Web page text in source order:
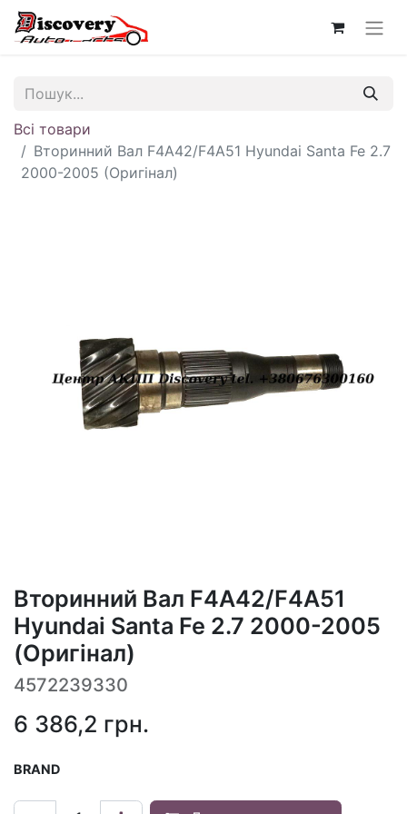
Всі товари
Вторинний Вал F4A42/F4A51 Hyundai Santa Fe 2.7
2000-2005 (Оригінал)
Вторинний Вал F4A42/F4A51
Hyundai Santa Fe 2.7 2000-2005
(Оригінал)
4572239330
6 386,2 грн.
BRAND